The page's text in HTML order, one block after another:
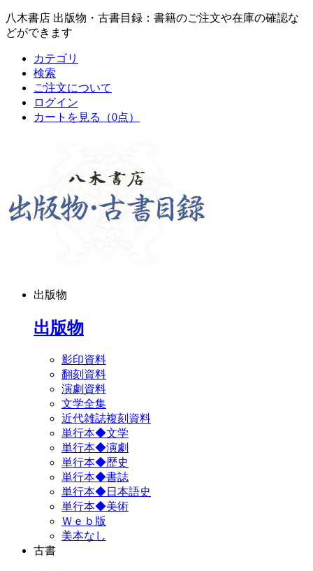
八木書店 出版物・古書目録：書籍のご注文や在庫の確認な
どができます
カテゴリ
検索
ご注文について
ログイン
カートを見る
（0点）
出版物
出版物
影印資料
翻刻資料
演劇資料
文学全集
近代雑誌複刻資料
単行本◆文学
単行本◆演劇
単行本◆歴史
単行本◆書誌
単行本◆日本語史
単行本◆美術
Ｗｅｂ版
美本なし
古書